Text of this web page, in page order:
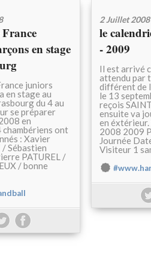
en stage
juniors
en stage au
du 4 au
se préparer
en
chambériens ont
: Xavier
/ Sébastien
PATUREL /
/ bonne
2 Juillet 2008
le
- 2009
Il est arrivé
attendu par
différent de
le 13
reçois
ensuite va
en éxtérieur.
2008 2009
Journée
Visiteur 1